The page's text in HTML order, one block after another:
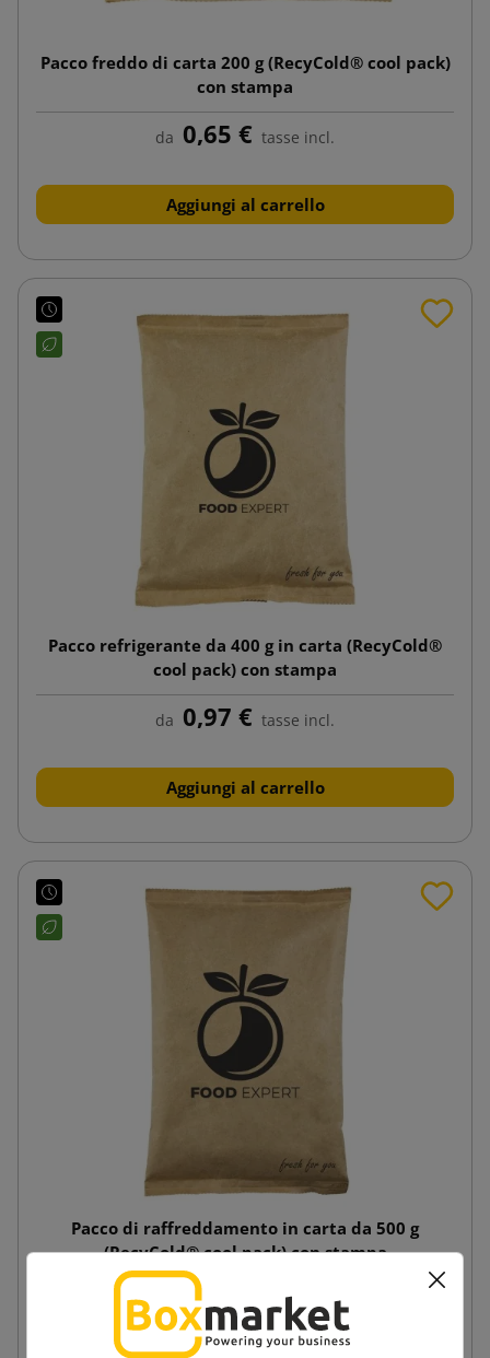
Pacco freddo di carta 200 g (RecyCold® cool pack)
con stampa
da 0,65 € tasse incl.
Aggiungi al carrello
Pacco refrigerante da 400 g in carta (RecyCold®
cool pack) con stampa
da 0,97 € tasse incl.
Aggiungi al carrello
Pacco di raffreddamento in carta da 500 g
(RecyCold® cool pack) con stampa
da 1,07 € tasse incl.